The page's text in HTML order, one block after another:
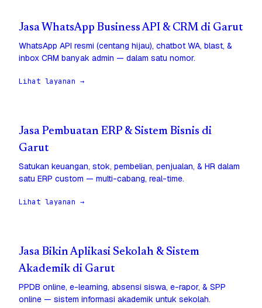
Jasa WhatsApp Business API & CRM di Garut
WhatsApp API resmi (centang hijau), chatbot WA, blast, &
inbox CRM banyak admin — dalam satu nomor.
Lihat layanan →
Jasa Pembuatan ERP & Sistem Bisnis di
Garut
Satukan keuangan, stok, pembelian, penjualan, & HR dalam
satu ERP custom — multi-cabang, real-time.
Lihat layanan →
Jasa Bikin Aplikasi Sekolah & Sistem
Akademik di Garut
PPDB online, e-learning, absensi siswa, e-rapor, & SPP
online — sistem informasi akademik untuk sekolah.